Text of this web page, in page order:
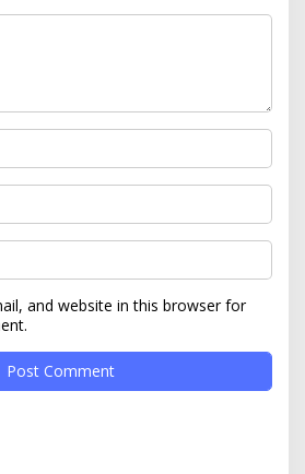
and website in this browser for